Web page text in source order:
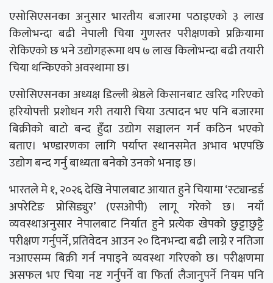
एसोसिएसनका अनुसार भारतीय बजारमा पठाइएको ३ लाख
किलोभन्दा बढी नेपाली चिया गुणस्तर परीक्षणको प्रक्रियामा
रोकिएको छ भने उद्योगहरूमा थप ७ लाख किलोभन्दा बढी तयारी
चिया थन्किएको अवस्थामा छ।
एसोसिएसनका अध्यक्ष डिल्ली श्रेष्ठले किसानबाट खरिद गरिएको
हरियोपत्ती प्रशोधन गरी तयारी चिया उत्पादन भए पनि बजारमा
बिक्रीको बाटो बन्द हुँदा उद्योग सञ्चालन गर्न कठिन भएको
बताए। भण्डारणका लागि पर्याप्त स्थानसमेत अभाव भएपछि
उद्योग बन्द गर्नु बाध्यता बनेको उनको भनाइ छ।
भारतले मे १, २०२६ देखि नेपालबाट आयात हुने चियामा ‘स्ट्यान्डर्ड
अपरेटिङ प्रोसिड्युर’ (एसओपी) लागू गरेको छ। नयाँ
व्यवस्थाअनुसार नेपालबाट निर्यात हुने प्रत्येक खेपको छुट्टाछुट्टै
परीक्षण गर्नुपर्ने, प्रतिवेदन आउन २० दिनभन्दा बढी लाग्ने र नतिजा
नआएसम्म बिक्री गर्न नपाइने व्यवस्था गरिएको छ। परीक्षणमा
असफल भए चिया नष्ट गर्नुपर्ने वा फिर्ता लैजानुपर्ने नियम पनि